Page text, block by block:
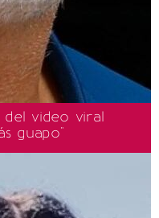
del video viral
guapo"